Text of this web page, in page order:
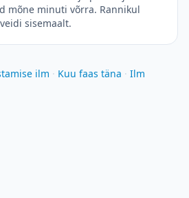
mõne minuti võrra. Rannikul
sisemaalt.
ilm · Kuu faas täna · Ilm